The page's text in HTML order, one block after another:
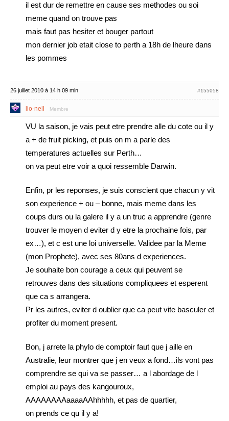
il est dur de remettre en cause ses methodes ou soi
meme quand on trouve pas
mais faut pas hesiter et bouger partout
mon dernier job etait close to perth a 18h de lheure dans
les pommes
26 juillet 2010 à 14 h 09 min #155058
lio-nell Membre
VU la saison, je vais peut etre prendre alle du cote ou il y
a + de fruit picking, et puis on m a parle des
temperatures actuelles sur Perth…
on va peut etre voir a quoi ressemble Darwin.
Enfin, pr les reponses, je suis conscient que chacun y vit
son experience + ou – bonne, mais meme dans les
coups durs ou la galere il y a un truc a apprendre (genre
trouver le moyen d eviter d y etre la prochaine fois, par
ex…), et c est une loi universelle. Validee par la Meme
(mon Prophete), avec ses 80ans d experiences.
Je souhaite bon courage a ceux qui peuvent se
retrouves dans des situations compliquees et esperent
que ca s arrangera.
Pr les autres, eviter d oublier que ca peut vite basculer et
profiter du moment present.
Bon, j arrete la phylo de comptoir faut que j aille en
Australie, leur montrer que j en veux a fond…ils vont pas
comprendre se qui va se passer… a l abordage de l
emploi au pays des kangouroux,
AAAAAAAAaaaaAAhhhhh, et pas de quartier,
on prends ce qu il y a!